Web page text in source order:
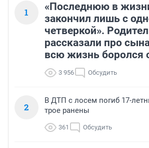
1
«Последнюю в
закончил лишь с
четверкой».
рассказали про
всю жизнь боролся
3 956 Обсудить
2
В ДТП с лосем погиб 17-
трое ранены
361 Обсудить